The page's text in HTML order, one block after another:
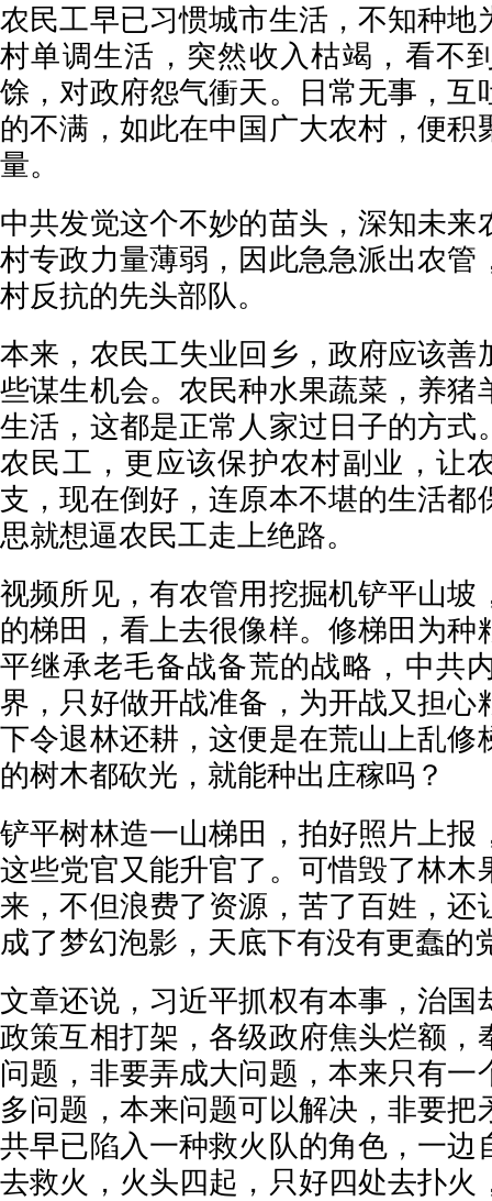
农民工早已习惯城市生活，不知种地
村单调生活，突然收入枯竭，看不
馀，对政府怨气衝天。日常无事，互
的不满，如此在中国广大农村，便积
量。
中共发觉这个不妙的苗头，深知未来
村专政力量薄弱，因此急急派出农管
村反抗的先头部队。
本来，农民工失业回乡，政府应该善
些谋生机会。农民种水果蔬菜，养猪
生活，这都是正常人家过日子的方式
农民工，更应该保护农村副业，让
支，现在倒好，连原本不堪的生活都
思就想逼农民工走上绝路。
视频所见，有农管用挖掘机铲平山坡
的梯田，看上去很像样。修梯田为种
平继承老毛备战备荒的战略，中共
界，只好做开战准备，为开战又担心
下令退林还耕，这便是在荒山上乱修
的树木都砍光，就能种出庄稼吗？
铲平树林造一山梯田，拍好照片上报
这些党官又能升官了。可惜毁了林木
来，不但浪费了资源，苦了百姓，还
成了梦幻泡影，天底下有没有更蠢的
文章还说，习近平抓权有本事，治国
政策互相打架，各级政府焦头烂额，
问题，非要弄成大问题，本来只有一
多问题，本来问题可以解决，非要把
共早已陷入一种救火队的角色，一边
去救火，火头四起，只好四处去扑火